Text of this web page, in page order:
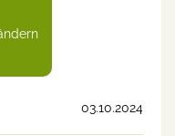
03.10.2024